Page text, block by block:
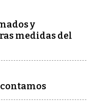
y
medidas del